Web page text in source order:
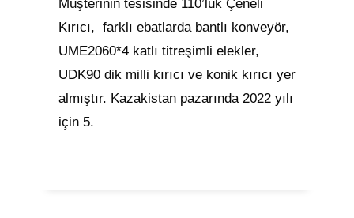
Müşterinin tesisinde 110’luk Çeneli
Kırıcı, farklı ebatlarda bantlı konveyör,
UME2060*4 katlı titreşimli elekler,
UDK90 dik milli kırıcı ve konik kırıcı yer
almıştır. Kazakistan pazarında 2022 yılı
için 5.